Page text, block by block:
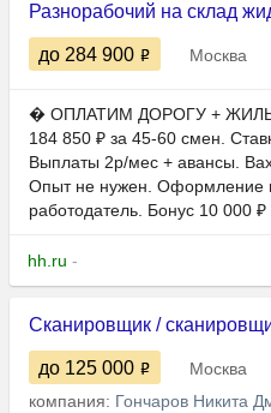
Разнорабочий на склад
до 284 900 Москва
� ОПЛАТИМ ДОРОГУ +
184 850 ₽ за 45-60 смен.
Выплаты 2р/мес + авансы.
Опыт не нужен. Оформление
работодатель. Бонус 10 000 ₽
hh.ru -
Сканировщик /
до 125 000
Москва
компания: Гончаров Никита